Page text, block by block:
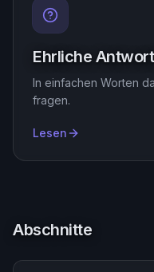
Ehrliche
In einfachen Worten
fragen.
Lesen
Abschnitte